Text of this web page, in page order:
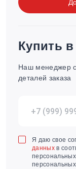
Купить в
Наш менеджер
деталей заказа
Я даю свое
данныхв